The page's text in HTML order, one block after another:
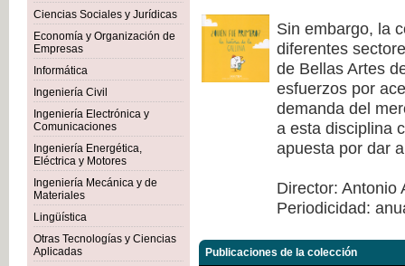
Ciencias Sociales y Jurídicas
Economía y Organización de
Empresas
Informática
Ingeniería Civil
Ingeniería Electrónica y
Comunicaciones
Ingeniería Energética,
Eléctrica y Motores
Ingeniería Mecánica y de
Materiales
Lingüística
Otras Tecnologías y Ciencias
Aplicadas
Sin embargo, la
diferentes
de Bellas Artes
esfuerzos por
demanda del
a esta disciplina
apuesta por dar
Director: Antonio
Periodicidad:
Publicaciones de la colección